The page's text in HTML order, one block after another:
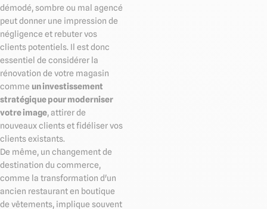
démodé, sombre ou mal agencé
peut donner une impression de
négligence et rebuter vos
clients potentiels. Il est donc
essentiel de considérer la
rénovation de votre magasin
comme un investissement
stratégique pour moderniser
votre image, attirer de
nouveaux clients et fidéliser vos
clients existants.
De même, un changement de
destination du commerce,
comme la transformation d'un
ancien restaurant en boutique
de vêtements, implique souvent